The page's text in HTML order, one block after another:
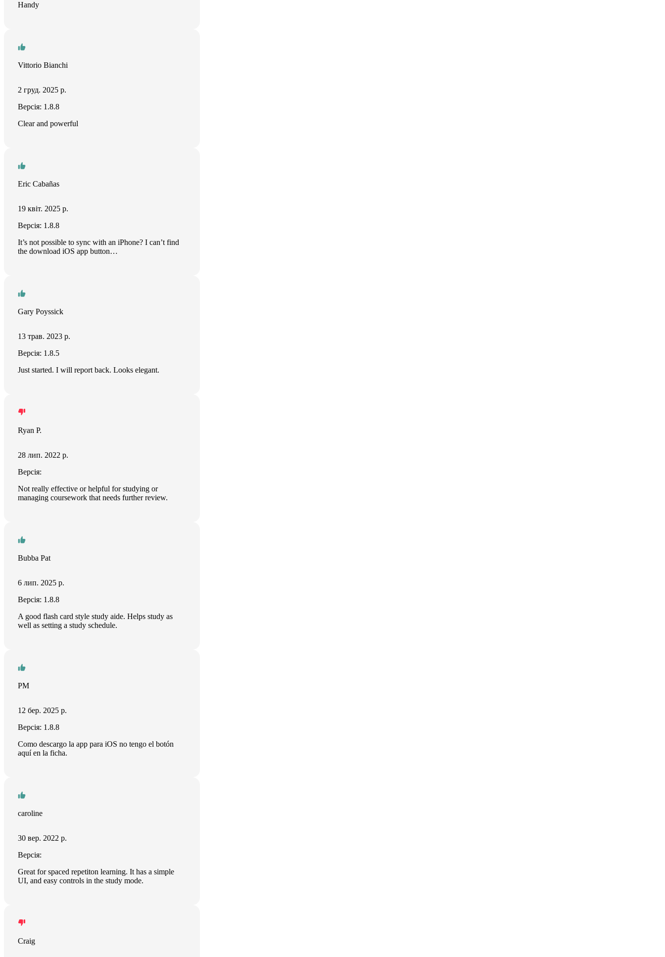
Handy
Vittorio Bianchi
2 груд. 2025 р.
Версія: 1.8.8
Clear and powerful
Eric Cabañas
19 квіт. 2025 р.
Версія: 1.8.8
It’s not possible to sync with an iPhone? I can’t find
the download iOS app button…
Gary Poyssick
13 трав. 2023 р.
Версія: 1.8.5
Just started. I will report back. Looks elegant.
Ryan P.
28 лип. 2022 р.
Версія:
Not really effective or helpful for studying or
managing coursework that needs further review.
Bubba Pat
6 лип. 2025 р.
Версія: 1.8.8
A good flash card style study aide. Helps study as
well as setting a study schedule.
PM
12 бер. 2025 р.
Версія: 1.8.8
Como descargo la app para iOS no tengo el botón
aquí en la ficha.
caroline
30 вер. 2022 р.
Версія:
Great for spaced repetiton learning. It has a simple
UI, and easy controls in the study mode.
Craig